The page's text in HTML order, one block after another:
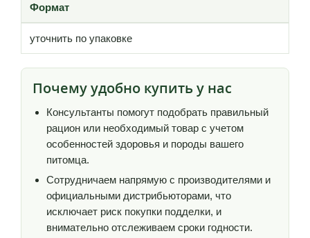
Формат
уточнить по упаковке
Почему удобно купить у нас
Консультанты помогут подобрать правильный
рацион или необходимый товар с учетом
особенностей здоровья и породы вашего
питомца.
Сотрудничаем напрямую с производителями и
официальными дистрибьюторами, что
исключает риск покупки подделки, и
внимательно отслеживаем сроки годности.